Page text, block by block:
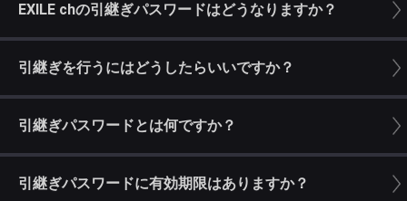
EXILE chの引継ぎパスワードはどうなりますか？
引継ぎを行うにはどうしたらいいですか？
引継ぎパスワードとは何ですか？
引継ぎパスワードに有効期限はありますか？